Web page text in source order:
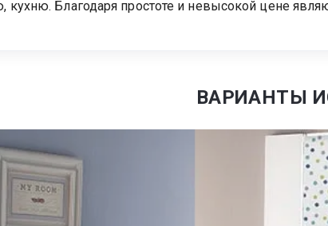
кухню. Благодаря простоте и невысокой цене
ВАРИАНТЫ